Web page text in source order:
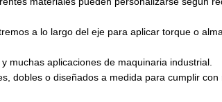
a lo largo del eje para aplicar torque o
muchas aplicaciones de maquinaria industrial.
dobles o diseñados a medida para cumplir